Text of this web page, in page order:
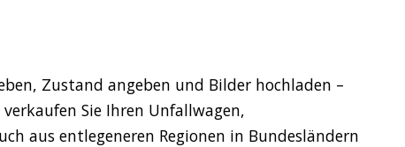
Zustand angeben und Bilder hochladen –
verkaufen Sie Ihren Unfallwagen,
aus entlegeneren Regionen in Bundesländern